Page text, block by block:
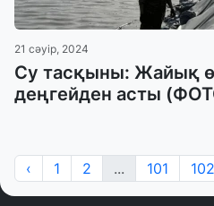
21 сәуір, 2024
Су тасқыны: Жайық
деңгейден асты
‹ 1 2 ... 101 102